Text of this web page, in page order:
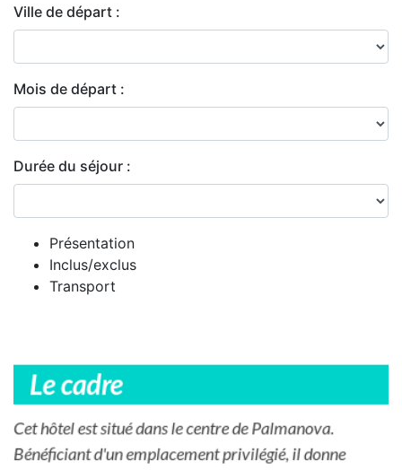
Ville de départ :
Mois de départ :
Durée du séjour :
Présentation
Inclus/exclus
Transport